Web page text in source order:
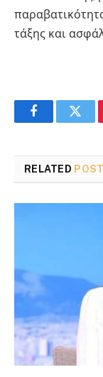
τάξης και
Facebook
RELATED